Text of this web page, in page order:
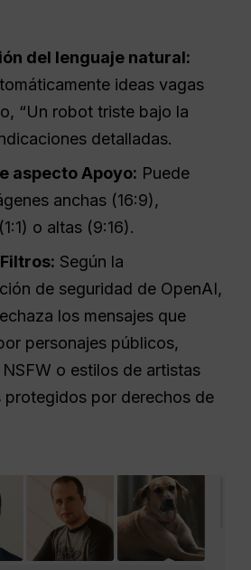
del lenguaje natural:
ideas vagas
“Un robot triste bajo la
detalladas.
aspectoApoyo: Puede
anchas (16:9),
o altas (9:16).
Filtros: Según la
de seguridad de OpenAI,
los mensajes que
personajes públicos,
o estilos de artistas
protegidos por derechos de